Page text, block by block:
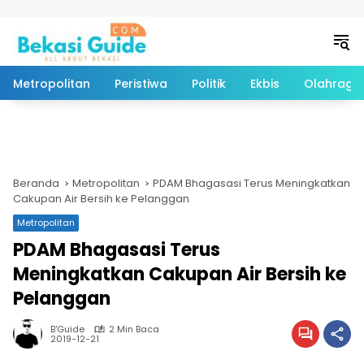
Metropolitan Peristiwa Politik Ekbis Olahraga
Beranda Metropolitan
PDAM Bhagasasi Terus Meningkatkan
Cakupan Air Bersih ke Pelanggan
Metropolitan
PDAM Bhagasasi Terus
Meningkatkan Cakupan Air Bersih ke
Pelanggan
B'Guide 2 Min Baca
2019-12-21